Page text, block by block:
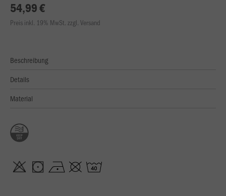
54,99 €
Preis inkl. 19% MwSt. zzgl. Versand
Beschreibung
Details
Material